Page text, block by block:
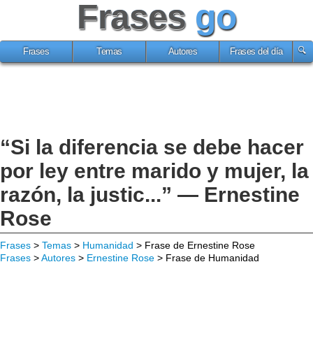
Frases go
Frases Temas Autores Frases del día
“Si la diferencia se debe hacer
por ley entre marido y mujer, la
razón, la justic...” — Ernestine
Rose
Frases > Temas > Humanidad > Frase de Ernestine Rose
Frases >Autores > Ernestine Rose > Frase de Humanidad